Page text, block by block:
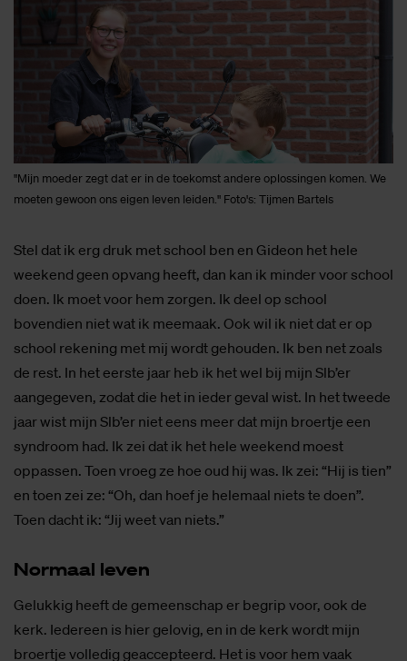
"Mijn moeder zegt dat er in de toekomst andere oplossingen komen. We
moeten gewoon ons eigen leven leiden." Foto's: Tijmen Bartels
Stel dat ik erg druk met school ben en Gideon het hele
weekend geen opvang heeft, dan kan ik minder voor school
doen. Ik moet voor hem zorgen. Ik deel op school
bovendien niet wat ik meemaak. Ook wil ik niet dat er op
school rekening met mij wordt gehouden. Ik ben net zoals
de rest. In het eerste jaar heb ik het wel bij mijn Slb’er
aangegeven, zodat die het in ieder geval wist. In het tweede
jaar wist mijn Slb’er niet eens meer dat mijn broertje een
syndroom had. Ik zei dat ik het hele weekend moest
oppassen. Toen vroeg ze hoe oud hij was. Ik zei: “Hij is tien”
en toen zei ze: “Oh, dan hoef je helemaal niets te doen”.
Toen dacht ik: “Jij weet van niets.”
Nor­maal le­ven
Gelukkig heeft de gemeenschap er begrip voor, ook de
kerk. Iedereen is hier gelovig, en in de kerk wordt mijn
broertje volledig geaccepteerd. Het is voor hem vaak